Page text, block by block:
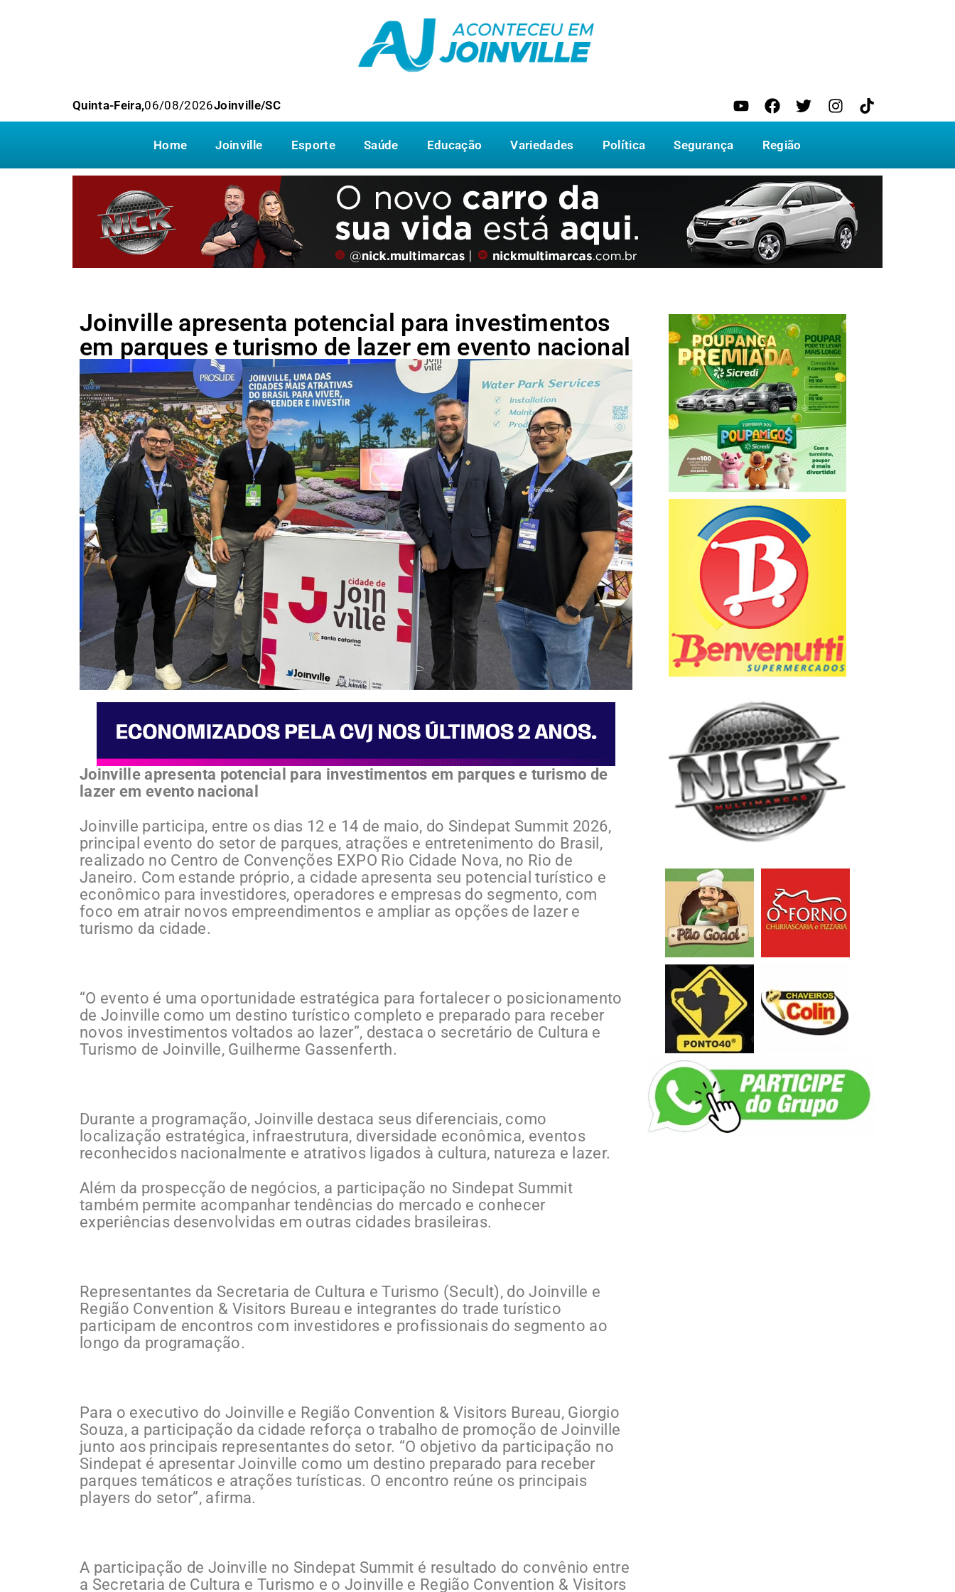
Quinta-Feira,06/08/2026Joinville/SC
Home Joinville Esporte Saúde Educação Variedades Política Segurança Região
Joinville apresenta potencial para investimentos
em parques e turismo de lazer em evento nacional
Joinville apresenta potencial para investimentos em parques e turismo de
lazer em evento nacional
Joinville participa, entre os dias 12 e 14 de maio, do Sindepat Summit 2026,
principal evento do setor de parques, atrações e entretenimento do Brasil,
realizado no Centro de Convenções EXPO Rio Cidade Nova, no Rio de
Janeiro. Com estande próprio, a cidade apresenta seu potencial turístico e
econômico para investidores, operadores e empresas do segmento, com
foco em atrair novos empreendimentos e ampliar as opções de lazer e
turismo da cidade.
“O evento é uma oportunidade estratégica para fortalecer o posicionamento
de Joinville como um destino turístico completo e preparado para receber
novos investimentos voltados ao lazer”, destaca o secretário de Cultura e
Turismo de Joinville, Guilherme Gassenferth.
Durante a programação, Joinville destaca seus diferenciais, como
localização estratégica, infraestrutura, diversidade econômica, eventos
reconhecidos nacionalmente e atrativos ligados à cultura, natureza e lazer.
Além da prospecção de negócios, a participação no Sindepat Summit
também permite acompanhar tendências do mercado e conhecer
experiências desenvolvidas em outras cidades brasileiras.
Representantes da Secretaria de Cultura e Turismo (Secult), do Joinville e
Região Convention & Visitors Bureau e integrantes do trade turístico
participam de encontros com investidores e profissionais do segmento ao
longo da programação.
Para o executivo do Joinville e Região Convention & Visitors Bureau, Giorgio
Souza, a participação da cidade reforça o trabalho de promoção de Joinville
junto aos principais representantes do setor. “O objetivo da participação no
Sindepat é apresentar Joinville como um destino preparado para receber
parques temáticos e atrações turísticas. O encontro reúne os principais
players do setor”, afirma.
A participação de Joinville no Sindepat Summit é resultado do convênio entre
a Secretaria de Cultura e Turismo e o Joinville e Região Convention & Visitors